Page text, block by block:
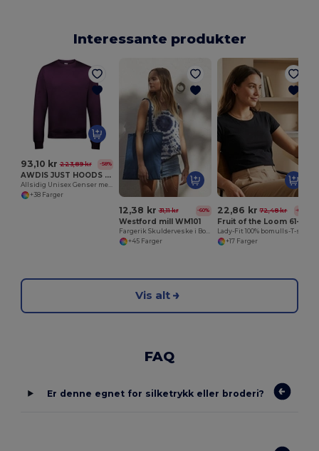
Interessante produkter
93,10 kr 223,89 kr -58%
AWDIS JUST HOODS JH030
+38 Farger
12,38 kr 31,11 kr -60%
Westford mill WM101
+45 Farger
22,86 kr 72,48 kr -68%
+17 Farger
Vis alt
FAQ
Er denne egnet for silketrykk eller broderi?